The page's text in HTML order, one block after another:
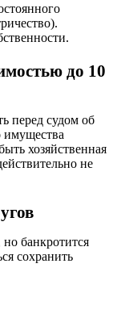
до 10
перед судом об
имущества
хозяйственная
не
банкротится
сохранить